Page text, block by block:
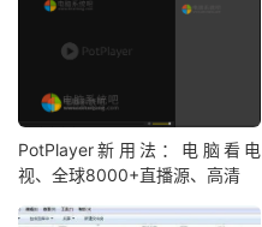
PotPlayer新用法：电脑看电
视、全球8000+直播源、高清